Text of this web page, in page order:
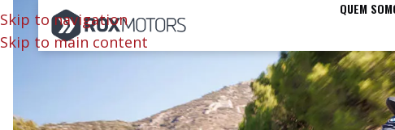
Skip to navigation
Skip to main content
QUEM